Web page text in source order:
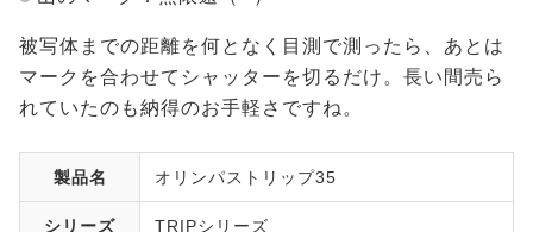
被写体までの距離を何となく目測で測ったら、あとは
マークを合わせてシャッターを切るだけ。長い間売ら
れていたのも納得のお手軽さですね。
製品名 オリンパストリップ35
シリーズ TRIPシリーズ